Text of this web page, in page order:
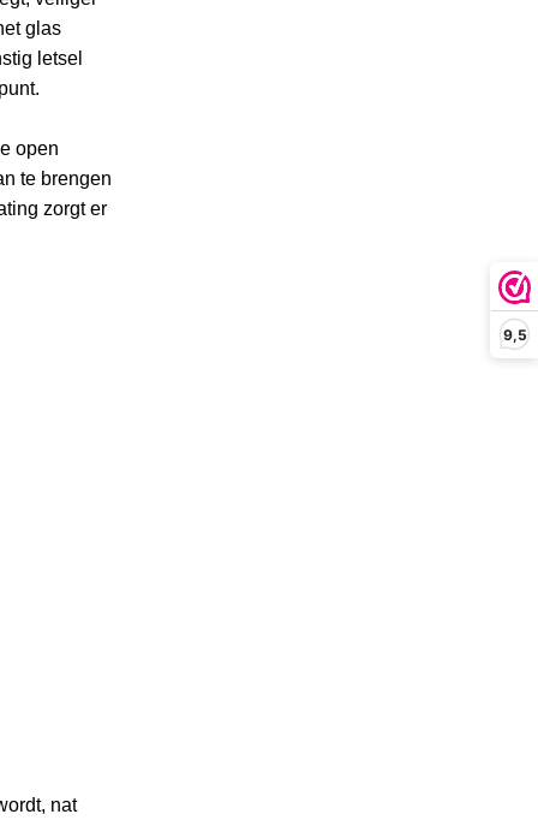
9,5
glas
letsel
open
te brengen
zorgt er
nat